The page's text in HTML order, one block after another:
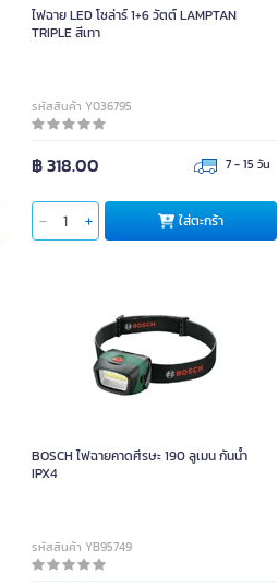
ไฟฉาย LED โซล่าร์ 1+6 วัตต์ LAMPTAN
TRIPLE สีเทา
รหัสสินค้า Y036795
฿ 318.00 7 - 15 วัน
ใส่ตะกร้า
BOSCH ไฟฉายคาดศีรษะ 190 ลูเมน กันน้ำ
IPX4
รหัสสินค้า YB95749